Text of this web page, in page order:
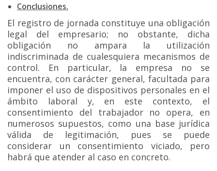
Conclusiones.
El registro de jornada constituye una obligación
legal del empresario; no obstante, dicha
obligación no ampara la utilización
indiscriminada de cualesquiera mecanismos de
control. En particular, la empresa no se
encuentra, con carácter general, facultada para
imponer el uso de dispositivos personales en el
ámbito laboral y, en este contexto, el
consentimiento del trabajador no opera, en
numerosos supuestos, como una base jurídica
válida de legitimación, pues se puede
considerar un consentimiento viciado, pero
habrá que atender al caso en concreto.